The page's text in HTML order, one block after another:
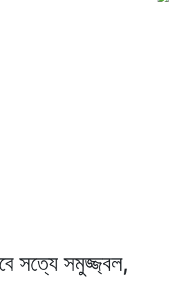
সত্যে সমুজ্জ্বল,